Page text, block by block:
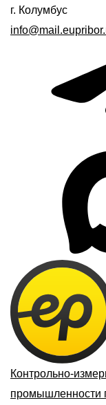
г. Колумбус
Контрольно-
промышленности